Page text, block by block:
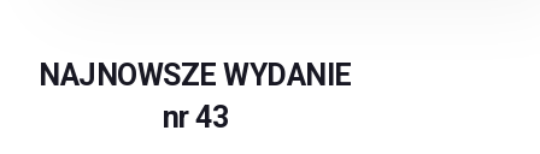
NAJNOWSZE WYDANIE
nr 43